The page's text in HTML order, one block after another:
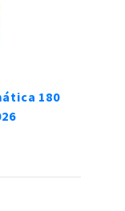
180